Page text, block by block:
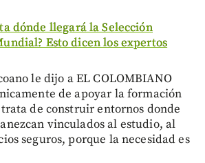
dónde llegará la Selección
Esto dicen los expertos
le dijo a EL COLOMBIANO
de apoyar la formación
de construir entornos donde
vinculados al estudio, al
seguros, porque la necesidad es